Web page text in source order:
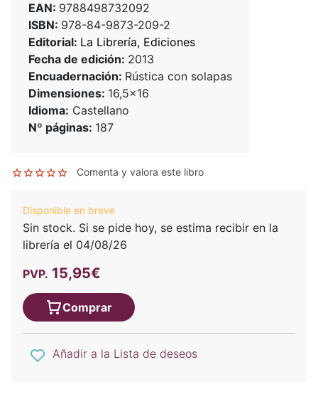
EAN: 9788498732092
ISBN: 978-84-9873-209-2
Editorial: La Librería, Ediciones
Fecha de edición: 2013
Encuadernación: Rústica con solapas
Dimensiones: 16,5x16
Idioma: Castellano
Nº páginas: 187
Comenta y valora este libro
Disponible en breve
Sin stock. Si se pide hoy, se estima recibir en la
librería el 04/08/26
PVP. 15,95€
Comprar
Añadir a la Lista de deseos